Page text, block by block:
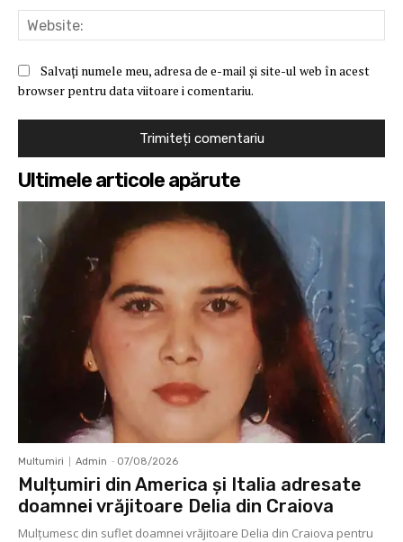
Salvați numele meu, adresa de e-mail și site-ul web în acest
browser pentru data viitoare i comentariu.
Ultimele articole apărute
Multumiri Admin - 07/08/2026
Mulțumiri din America și Italia adresate
doamnei vrăjitoare Delia din Craiova
Mulţumesc din suflet doamnei vrăjitoare Delia din Craiova pentru